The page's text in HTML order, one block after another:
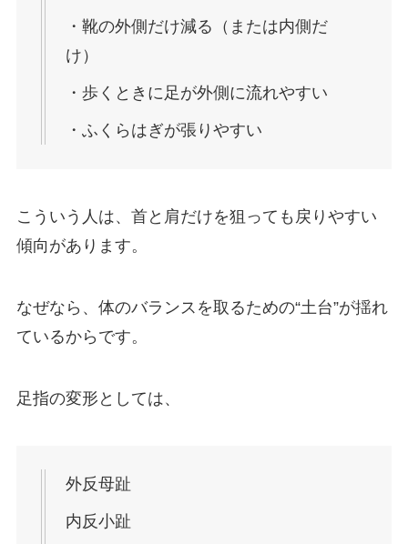
・靴の外側だけ減る（または内側だ
け）
・歩くときに足が外側に流れやすい
・ふくらはぎが張りやすい
こういう人は、首と肩だけを狙っても戻りやすい
傾向があります。
なぜなら、体のバランスを取るための“土台”が揺れ
ているからです。
足指の変形としては、
外反母趾
内反小趾